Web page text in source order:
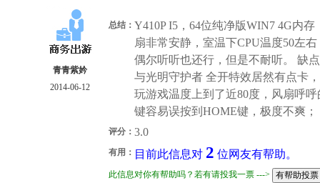
青青紫妗
2014-06-12
总结： Y410P I5，64位纯净版WIN7 4G内
扇非常安静，室温下CPU温度50左
偶尔听听也还行，但是不耐听。 缺
与光明守护者 全开特效居然有点卡
玩游戏温度上到了近80度，风扇呼
键容易误按到HOME键，极度不爽
评分： 3.0
有用： 目前此信息对 2 位网友有帮助。
此信息对你有帮助吗？若有请投我一票 --->